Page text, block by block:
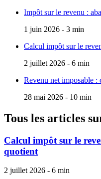
Impôt sur le revenu :
1 juin 2026 - 3 min
Calcul impôt sur le
2 juillet 2026 - 6 min
Revenu net imposable :
28 mai 2026 - 10 min
Tous les articles
Calcul impôt sur le
quotient
2 juillet 2026 - 6 min